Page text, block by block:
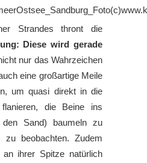
Strandes thront die
Diese wird gerade
nur das Wahrzeichen
eine großartige Meile
um quasi direkt in die
die Beine ins
Sand) baumeln zu
zu beobachten. Zudem
ihrer Spitze natürlich